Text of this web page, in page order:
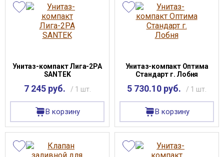
Унитаз-компакт Лига-2РА
SANTEK
7 245 руб. / 1 шт.
В корзину
Унитаз-компакт Оптима
Стандарт г. Лобня
5 730.10 руб. / 1 шт.
В корзину